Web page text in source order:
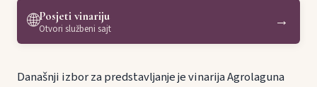
🌐Posjeti vinariju
Otvori službeni sajt →
Današnji izbor za predstavljanje je vinarija Agrolaguna